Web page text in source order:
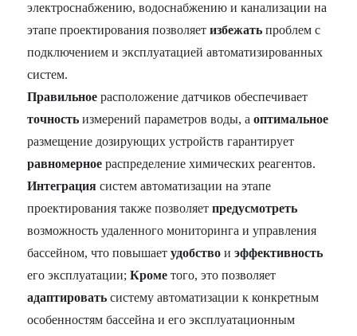
электроснабжению, водоснабжению и канализации на
этапе проектирования позволяетизбежать проблем с
подключением и эксплуатацией автоматизированных
систем.
Правильное расположение датчиков обеспечивает
точность измерений параметров воды, аоптимальное
размещение дозирующих устройств гарантирует
равномерное распределение химических реагентов.
Интеграция систем автоматизации на этапе
проектирования также позволяетпредусмотреть
возможность удаленного мониторинга и управления
бассейном, что повышаетудобство иэффективность
его эксплуатации;Кроме того, это позволяет
адаптировать систему автоматизации к конкретным
особенностям бассейна и его эксплуатационным